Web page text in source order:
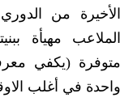
الأخيرة من
الملاعب مهيأة
متوفرة (يكفي
واحدة في أغلب